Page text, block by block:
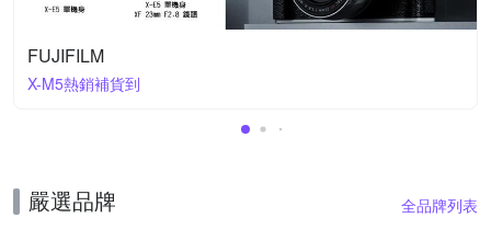
FUJIFILM
X-M5熱銷補貨到
嚴選品牌 全品牌列表